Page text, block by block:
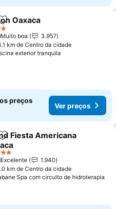
Adicionar aos favoritos
Oaxaca
Muito boa
3.957
km de Centro da cidade
exterior tranquila
preços
Ver preços
Adicionar aos favoritos
Fiesta Americana
Excelente
1.940
km de Centro da cidade
Spa com circuito de hidroterapia